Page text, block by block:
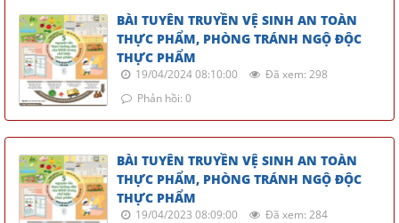
BÀI TUYÊN TRUYỀN VỆ SINH AN TOÀN
THỰC PHẨM, PHÒNG TRÁNH NGỘ ĐỘC
THỰC PHẨM
19/04/2024 08:10:00
Đã xem: 298
Phản hồi: 0
BÀI TUYÊN TRUYỀN VỆ SINH AN TOÀN
THỰC PHẨM, PHÒNG TRÁNH NGỘ ĐỘC
THỰC PHẨM
19/04/2023 08:09:00
Đã xem: 284